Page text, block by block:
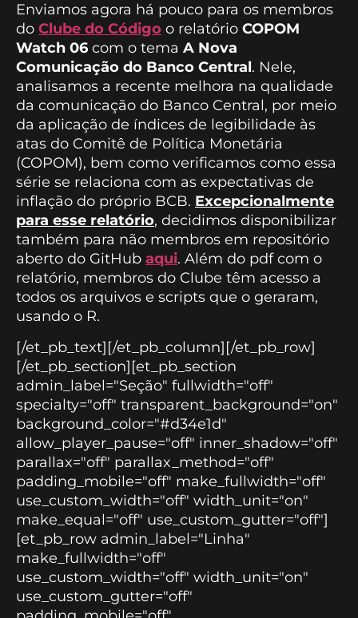
Enviamos agora há pouco para os membros
do Clube do Código o relatório COPOM
Watch 06 com o tema A Nova
Comunicação do Banco Central. Nele,
analisamos a recente melhora na qualidade
da comunicação do Banco Central, por meio
da aplicação de índices de legibilidade às
atas do Comitê de Política Monetária
(COPOM), bem como verificamos como essa
série se relaciona com as expectativas de
inflação do próprio BCB. Excepcionalmente
para esse relatório, decidimos disponibilizar
também para não membros em repositório
aberto do GitHub aqui. Além do pdf com o
relatório, membros do Clube têm acesso a
todos os arquivos e scripts que o geraram,
usando o R.
[/et_pb_text][/et_pb_column][/et_pb_row]
[/et_pb_section][et_pb_section
admin_label="Seção" fullwidth="off"
specialty="off" transparent_background="on"
background_color="#d34e1d"
allow_player_pause="off" inner_shadow="off"
parallax="off" parallax_method="off"
padding_mobile="off" make_fullwidth="off"
use_custom_width="off" width_unit="on"
make_equal="off" use_custom_gutter="off"]
[et_pb_row admin_label="Linha"
make_fullwidth="off"
use_custom_width="off" width_unit="on"
use_custom_gutter="off"